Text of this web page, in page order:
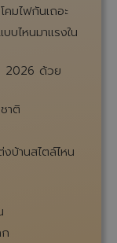
คมไฟกันเถอะ
ไหนมาแรงใน
2026 ด้วย
าติ
งบ้านสไตล์ไหน